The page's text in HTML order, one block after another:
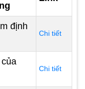
định
Chi tiết
Chi tiết